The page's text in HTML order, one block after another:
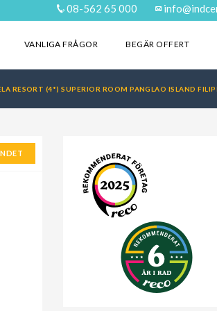
08-562 65 000
VANLIGA FRÅGOR BEGÄR OFFERT
RESORT (4*) SUPERIOR ROOM PANGLAO ISLAND